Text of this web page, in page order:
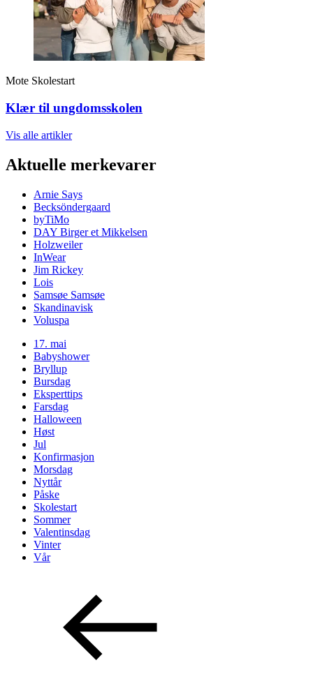
Mote Skolestart
Klær til ungdomsskolen
Vis alle artikler
Aktuelle merkevarer
Arnie Says
Becksöndergaard
byTiMo
DAY Birger et Mikkelsen
Holzweiler
InWear
Jim Rickey
Lois
Samsøe Samsøe
Skandinavisk
Voluspa
17. mai
Babyshower
Bryllup
Bursdag
Eksperttips
Farsdag
Halloween
Høst
Jul
Konfirmasjon
Morsdag
Nyttår
Påske
Skolestart
Sommer
Valentinsdag
Vinter
Vår